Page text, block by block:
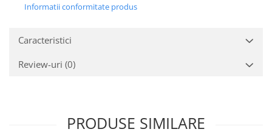
Informatii conformitate produs
Caracteristici
Review-uri (0)
PRODUSE SIMILARE